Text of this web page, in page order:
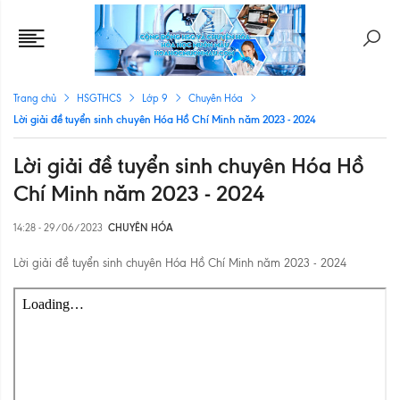
Trang chủ HSGTHCS Lớp 9 Chuyên Hóa
Lời giải đề tuyển sinh chuyên Hóa Hồ Chí Minh năm 2023 - 2024
Lời giải đề tuyển sinh chuyên Hóa Hồ
Chí Minh năm 2023 - 2024
14:28 - 29/06/2023 CHUYÊN HÓA
Lời giải đề tuyển sinh chuyên Hóa Hồ Chí Minh năm 2023 - 2024